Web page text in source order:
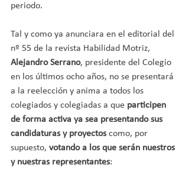
periodo.
Tal y como ya anunciara en el editorial del
nº 55 de la revista Habilidad Motriz,
Alejandro Serrano, presidente del Colegio
en los últimos ocho años, no se presentará
a la reelección y anima a todos los
colegiados y colegiadas a que participen
de forma activa ya sea presentando sus
candidaturas y proyectos como, por
supuesto, votando a los que serán nuestros
y nuestras representantes: